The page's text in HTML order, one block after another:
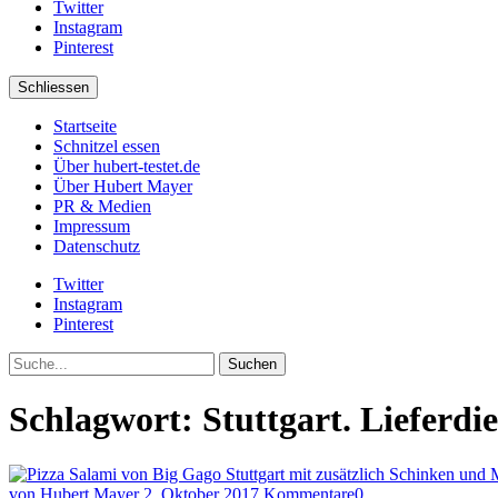
Twitter
Instagram
Pinterest
Schliessen
Startseite
Schnitzel essen
Über hubert-testet.de
Über Hubert Mayer
PR & Medien
Impressum
Datenschutz
Twitter
Instagram
Pinterest
Suche
Schlagwort: Stuttgart.
von Hubert Mayer 2. Oktober 2017 Kommentare0